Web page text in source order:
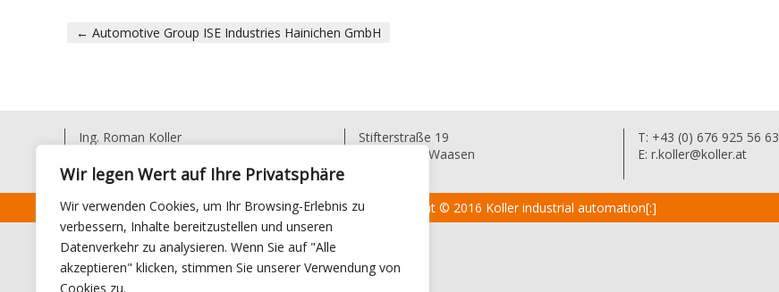
Wir legen Wert auf Ihre Privatsphäre
Wir verwenden Cookies, um Ihr Browsing-Erlebnis zu
verbessern, Inhalte bereitzustellen und unseren
Datenverkehr zu analysieren. Wenn Sie auf "Alle
akzeptieren" klicken, stimmen Sie unserer Verwendung von
Cookies zu.
← Automotive Group ISE Industries Hainichen GmbH
Ing. Roman Koller
Koller robot solution
Stifterstraße 19
4722 Bruck-Waasen
T: +43 (0) 676 925 56 63
E: r.koller@koller.at
[:de]Copyright © 2022 Koller industrial automation[:en]Copyright © 2016 Koller industrial automation[:]